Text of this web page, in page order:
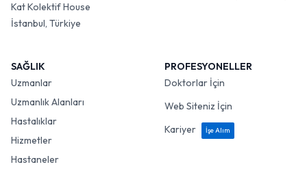
Kat Kolektif House
İstanbul, Türkiye
SAĞLIK
Uzmanlar
Uzmanlık Alanları
Hastalıklar
Hizmetler
Hastaneler
PROFESYONELLER
Doktorlar İçin
Web Siteniz İçin
Kariyer
İşe Alım